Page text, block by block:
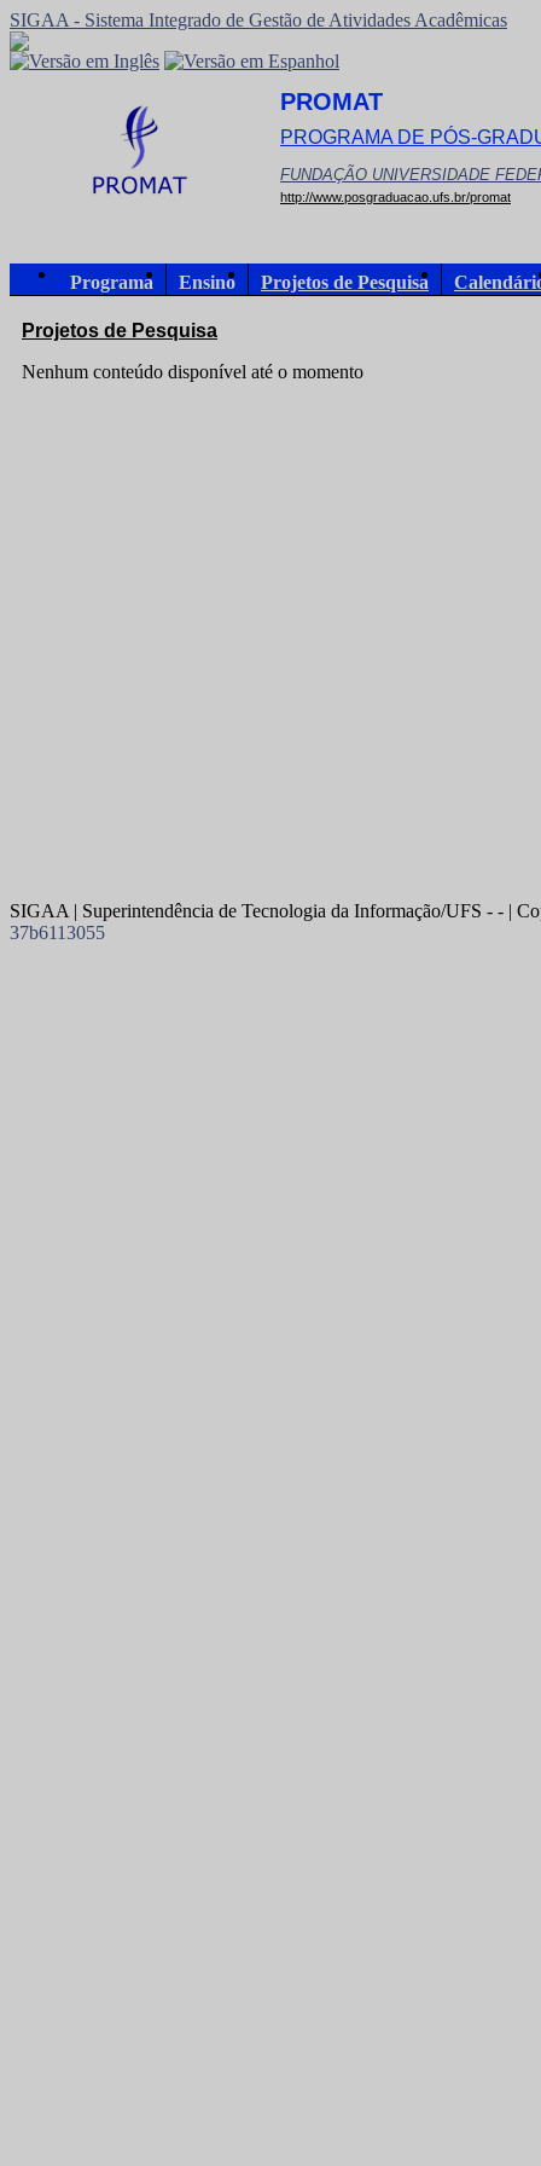
SIGAA - Sistema Integrado de Gestão de Atividades Acadêmicas
PROMAT
PROGRAMA DE PÓS-
FUNDAÇÃO UNIVERSIDADE
http://www.posgraduacao.ufs.br/promat
Programa Ensino Projetos de Pesquisa
Projetos de Pesquisa
Nenhum conteúdo disponível até o momento
SIGAA | Superintendência de Tecnologia da Informação/UFS - - |
37b6113055